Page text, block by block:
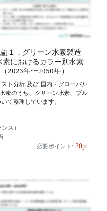
]１．グリーン水素製造
におけるカラー別水素
2023年〜2050年）
ト分析 及び 国内・グローバル
素のうち、グリーン水素、ブル
て整理しています。
ス）
必要ポイント: 20pt